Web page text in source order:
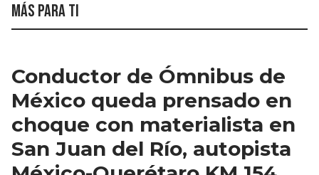
Más para ti
Conductor de Ómnibus de
México queda prensado en
choque con materialista en
San Juan del Río, autopista